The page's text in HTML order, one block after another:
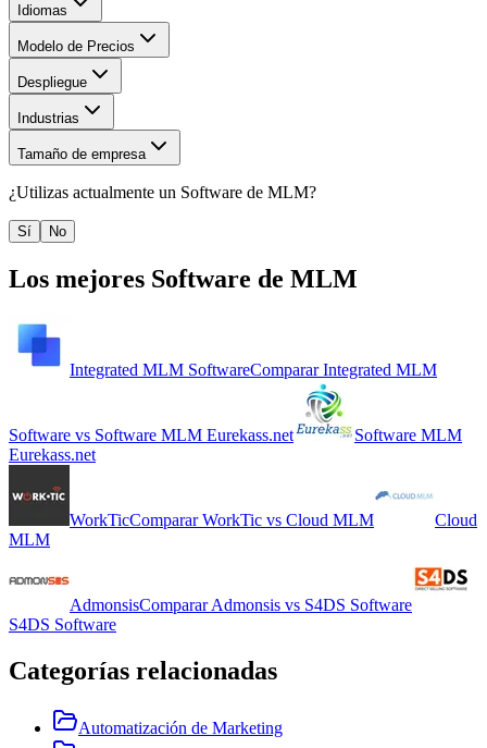
Idiomas
Modelo de Precios
Despliegue
Industrias
Tamaño de empresa
¿Utilizas actualmente un Software de MLM?
Sí No
Los mejores Software de MLM
Integrated MLM SoftwareComparar Integrated MLM
Software vs Software MLM Eurekass.net
Software MLM
Eurekass.net
WorkTicComparar WorkTic vs Cloud MLM
Cloud
MLM
AdmonsisCompararAdmonsis vs S4DS Software
S4DS Software
Categorías relacionadas
Automatización de Marketing